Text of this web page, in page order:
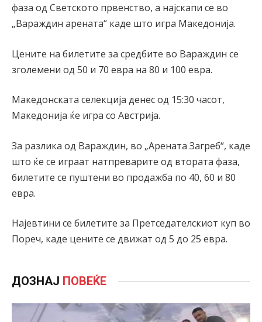
фаза од Светското првенство, а најскапи се во
„Вараждин арената“ каде што игра Македонија.
Цените на билетите за средбите во Вараждин се
зголемени од 50 и 70 евра на 80 и 100 евра.
Македонската селекција денес од 15:30 часот,
Македонија ќе игра со Австрија.
За разлика од Вараждин, во „Арената Загреб“, каде
што ќе се играат натпреварите од втората фаза,
билетите се пуштени во продажба по 40, 60 и 80
евра.
Најевтини се билетите за Претседателскиот куп во
Пореч, каде цените се движат од 5 до 25 евра.
ДОЗНАЈ ПОВЕЌЕ